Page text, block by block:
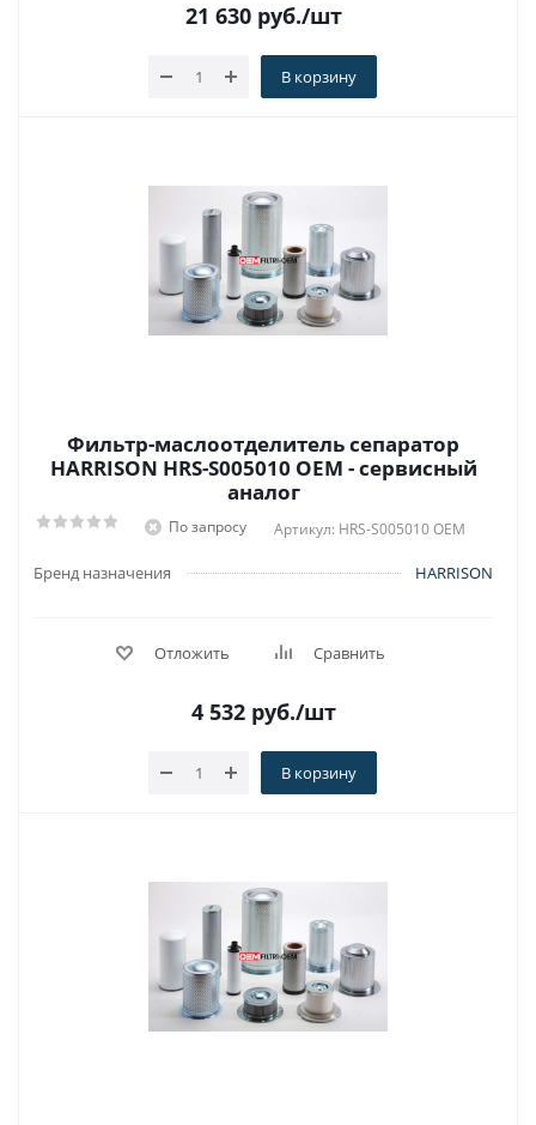
21 630 руб./шт
В корзину
Фильтр-маслоотделитель сепаратор
HARRISON HRS-S005010 OEM - сервисный
аналог
По запросу Артикул: HRS-S005010 OEM
Бренд назначения HARRISON
Отложить Сравнить
4 532 руб./шт
В корзину